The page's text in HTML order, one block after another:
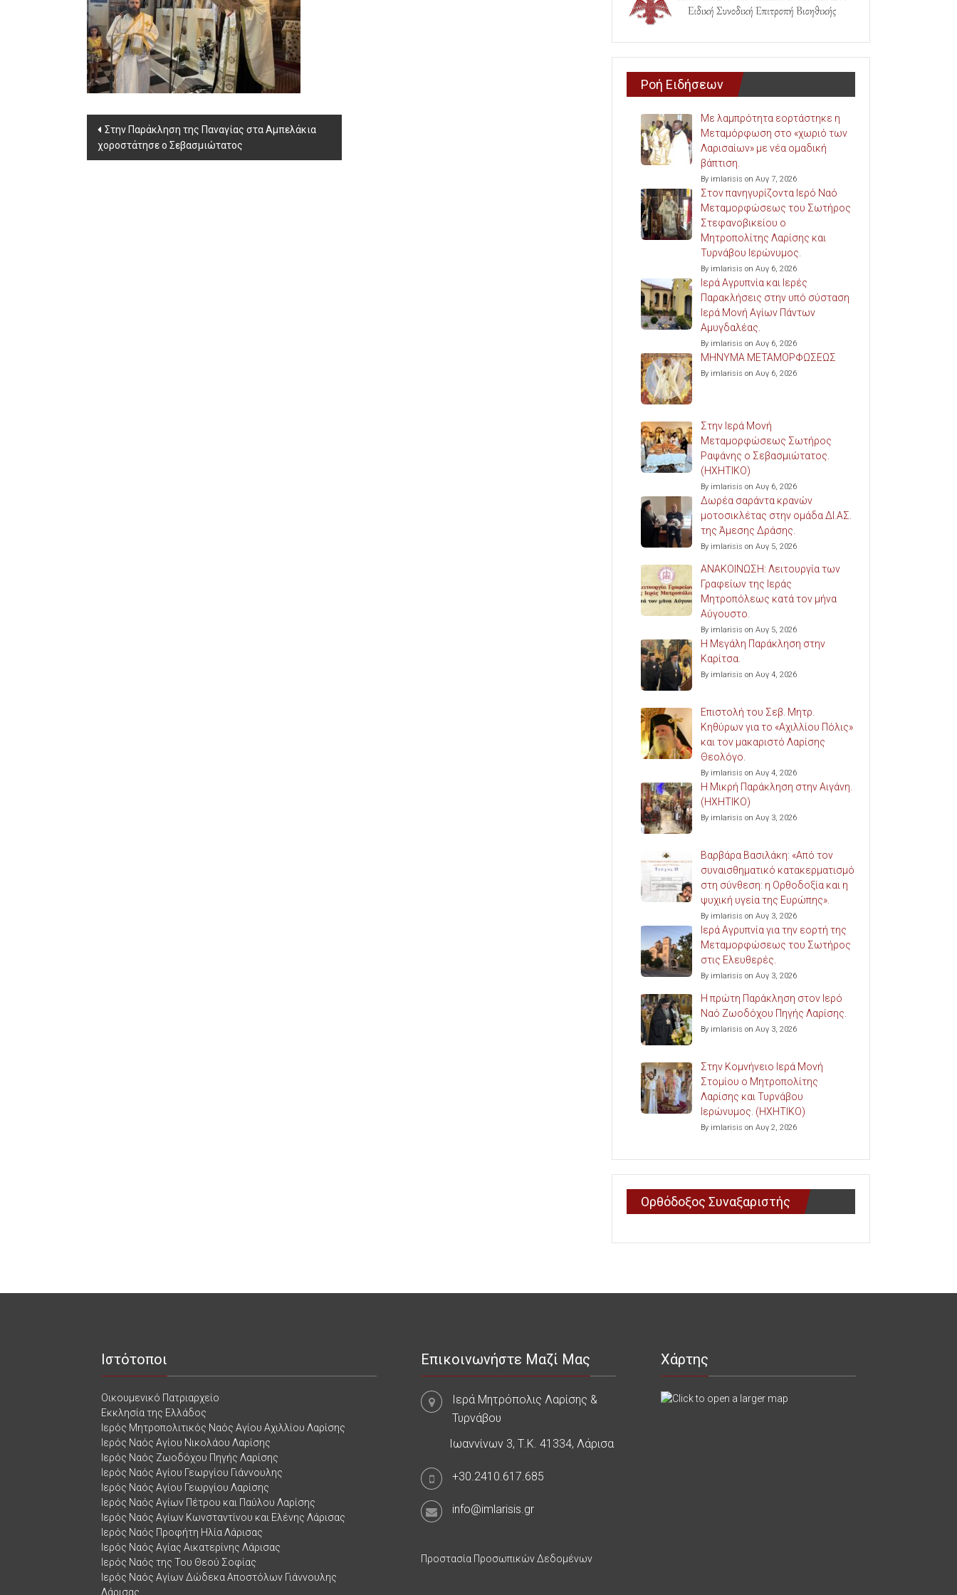
Post
navigation
Στην Παράκληση της Παναγίας στα Αμπελάκια
χοροστάτησε ο Σεβασμιώτατος
Ροή Ειδήσεων
Με λαμπρότητα εορτάστηκε η
Μεταμόρφωση στο «χωριό των
Λαρισαίων» με νέα ομαδική
βάπτιση.
By imlarisis on Αυγ 7, 2026
Στον πανηγυρίζοντα Ιερό Ναό
Μεταμορφώσεως του Σωτήρος
Στεφανοβικείου ο
Μητροπολίτης Λαρίσης και
Τυρνάβου Ιερώνυμος.
By imlarisis on Αυγ 6, 2026
Ιερά Αγρυπνία και Ιερές
Παρακλήσεις στην υπό σύσταση
Ιερά Μονή Αγίων Πάντων
Αμυγδαλέας.
By imlarisis on Αυγ 6, 2026
ΜΗΝΥΜΑ ΜΕΤΑΜΟΡΦΩΣΕΩΣ
By imlarisis on Αυγ 6, 2026
Στην Ιερά Μονή
Μεταμορφώσεως Σωτήρος
Ραψάνης ο Σεβασμιώτατος.
(ΗΧΗΤΙΚΟ)
By imlarisis on Αυγ 6, 2026
Δωρέα σαράντα κρανών
μοτοσικλέτας στην ομάδα ΔΙ.ΑΣ.
της Άμεσης Δράσης.
By imlarisis on Αυγ 5, 2026
ΑΝΑΚΟΙΝΩΣΗ: Λειτουργία των
Γραφείων της Ιεράς
Μητροπόλεως κατά τον μήνα
Αύγουστο.
By imlarisis on Αυγ 5, 2026
Η Μεγάλη Παράκληση στην
Καρίτσα.
By imlarisis on Αυγ 4, 2026
Επιστολή του Σεβ. Μητρ.
Κηθύρων για το «Αχιλλίου Πόλις»
και τον μακαριστό Λαρίσης
Θεολόγο.
By imlarisis on Αυγ 4, 2026
Η Μικρή Παράκληση στην Αιγάνη.
(ΗΧΗΤΙΚΟ)
By imlarisis on Αυγ 3, 2026
Βαρβάρα Βασιλάκη: «Από τον
συναισθηματικό κατακερματισμό
στη σύνθεση: η Ορθοδοξία και η
ψυχική υγεία της Ευρώπης».
By imlarisis on Αυγ 3, 2026
Ιερά Αγρυπνία για την εορτή της
Μεταμορφώσεως του Σωτήρος
στις Ελευθερές.
By imlarisis on Αυγ 3, 2026
Η πρώτη Παράκληση στον Ιερό
Ναό Ζωοδόχου Πηγής Λαρίσης.
By imlarisis on Αυγ 3, 2026
Στην Κομνήνειο Ιερά Μονή
Στομίου ο Μητροπολίτης
Λαρίσης και Τυρνάβου
Ιερώνυμος. (ΗΧΗΤΙΚΟ)
By imlarisis on Αυγ 2, 2026
Ορθόδοξος Συναξαριστής
Ιστότοποι
Οικουμενικό Πατριαρχείο
Εκκλησία της Ελλάδος
Ιερός Μητροπολιτικός Ναός Αγίου Αχιλλίου Λαρίσης
Ιερός Ναός Αγίου Νικολάου Λαρίσης
Ιερός Ναός Ζωοδόχου Πηγής Λαρίσης
Ιερός Ναός Αγίου Γεωργίου Γιάννουλης
Ιερός Ναός Αγίου Γεωργίου Λαρίσης
Ιερός Ναός Αγίων Πέτρου και Παύλου Λαρίσης
Ιερός Ναός Αγίων Κωνσταντίνου και Ελένης Λάρισας
Ιερός Ναός Προφήτη Ηλία Λάρισας
Ιερός Ναός Αγίας Αικατερίνης Λάρισας
Ιερός Ναός της Του Θεού Σοφίας
Ιερός Ναός Αγίων Δώδεκα Αποστόλων Γιάννουλης
Λάρισας
Επικοινωνήστε Μαζί Μας
Ιερά Μητρόπολις Λαρίσης &
Τυρνάβου
Ιωαννίνων 3, Τ.Κ. 41334, Λάρισα
+30.2410.617.685
info@imlarisis.gr
Προστασία Προσωπικών Δεδομένων
Χάρτης